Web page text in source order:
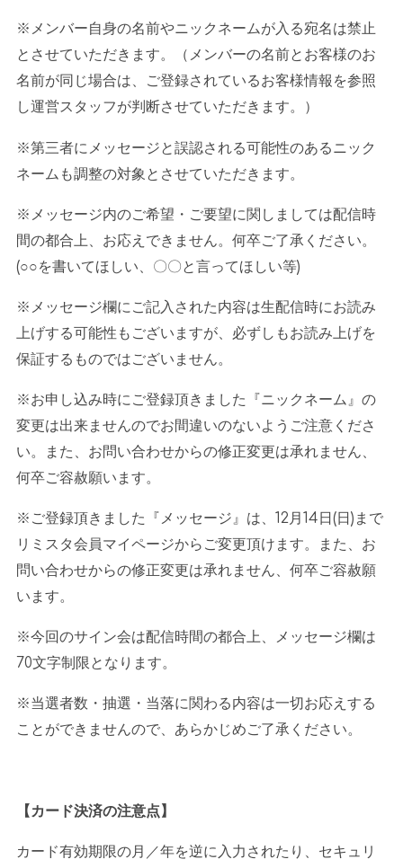
※メンバー自身の名前やニックネームが入る宛名は禁止
とさせていただきます。（メンバーの名前とお客様のお
名前が同じ場合は、ご登録されているお客様情報を参照
し運営スタッフが判断させていただきます。）
※第三者にメッセージと誤認される可能性のあるニック
ネームも調整の対象とさせていただきます。
※メッセージ内のご希望・ご要望に関しましては配信時
間の都合上、お応えできません。何卒ご了承ください。
(○○を書いてほしい、〇〇と言ってほしい等)
※メッセージ欄にご記入された内容は生配信時にお読み
上げする可能性もございますが、必ずしもお読み上げを
保証するものではございません。
※お申し込み時にご登録頂きました『ニックネーム』の
変更は出来ませんのでお間違いのないようご注意くださ
い。また、お問い合わせからの修正変更は承れません、
何卒ご容赦願います。
※ご登録頂きました『メッセージ』は、 12月 14 日 (日 ) まで
リミスタ会員マイページからご変更頂けます。また、お
問い合わせからの修正変更は承れません、何卒ご容赦願
います。
※今回のサイン会は配信時間の都合上、メッセージ欄は
70文字制限となります。
※当選者数・抽選・当落に関わる内容は一切お応えする
ことができませんので、あらかじめご了承ください。
【カード決済の注意点】
カード有効期限の月／年を逆に入力されたり、セキュリ